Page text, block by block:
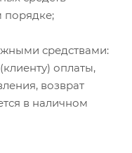
порядке;
средствами:
оплаты,
возврат
в наличном